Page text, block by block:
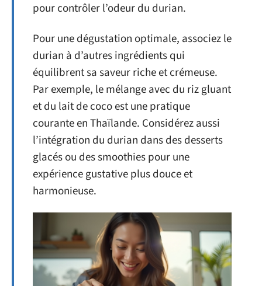
pour contrôler l’odeur du durian.
Pour une dégustation optimale, associez le
durian à d’autres ingrédients qui
équilibrent sa saveur riche et crémeuse.
Par exemple, le mélange avec du riz gluant
et du lait de coco est une pratique
courante en Thaïlande. Considérez aussi
l’intégration du durian dans des desserts
glacés ou des smoothies pour une
expérience gustative plus douce et
harmonieuse.